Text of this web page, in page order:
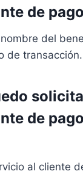
de
del
de transacción.
de
al cliente